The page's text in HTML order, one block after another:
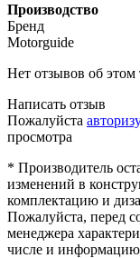
Производство
Бренд
Motorguide
Нет отзывов об этом
Написать отзыв
Пожалуйста
просмотра
* Производитель
изменений в
комплектацию и
Пожалуйста, перед
менеджера
числе и